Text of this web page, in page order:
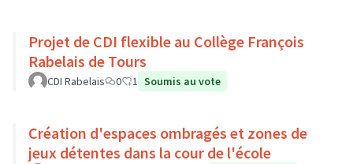
Projet de CDI flexible au Collège François
Rabelais de Tours
CDI Rabelais 0 1 Soumis au vote
Création d'espaces ombragés et zones de
jeux détentes dans la cour de l'école